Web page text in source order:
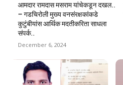
आमदार रामदास मसराम यांचेकडून दखल..
– गडचिरोली मुख्य वनसंरक्षकांकडे
कुटुंबीयांस आर्थिक मदतीकरिता साधला
संपर्क..
December 6, 2024